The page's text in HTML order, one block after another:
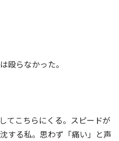
殴らなかった。
てこちらにくる。スピードが
する私。思わず「痛い」と声